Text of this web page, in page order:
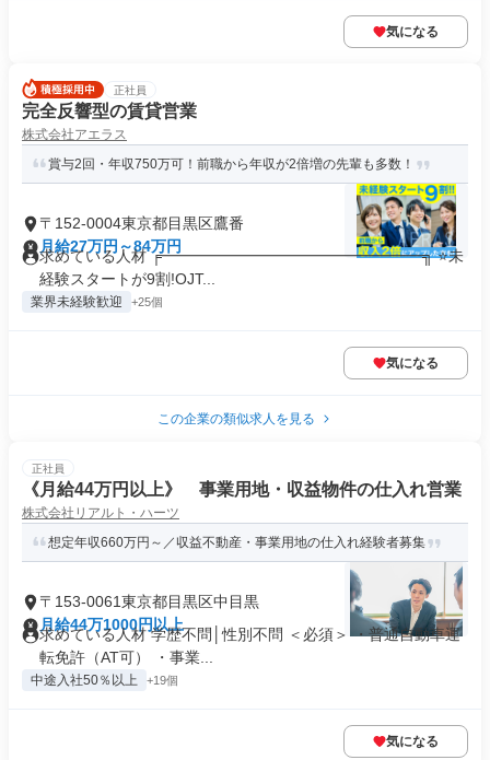
気になる
正社員
完全反響型の賃貸営業
株式会社アエラス
賞与2回・年収750万可！前職から年収が2倍増の先輩も多数！
〒152-0004東京都目黒区鷹番
月給27万円～84万円
求めている人材 ╒━━━━━━━━━━━━━━━━━╗ ⭐未
経験スタートが9割!OJT...
業界未経験歓迎 +25個
気になる
この企業の類似求人を見る
正社員
《月給44万円以上》 事業用地・収益物件の仕入れ営業
株式会社リアルト・ハーツ
想定年収660万円～／収益不動産・事業用地の仕入れ経験者募集
〒153-0061東京都目黒区中目黒
月給44万1000円以上
求めている人材 学歴不問│性別不問 ＜必須＞ ・普通自動車運
転免許（AT可） ・事業...
中途入社50％以上 +19個
気になる